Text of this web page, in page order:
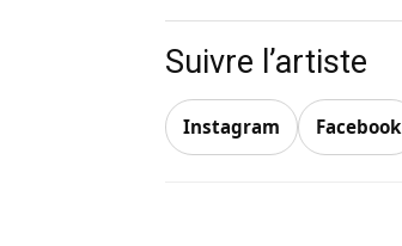
Suivre l’artiste
Instagram Facebook